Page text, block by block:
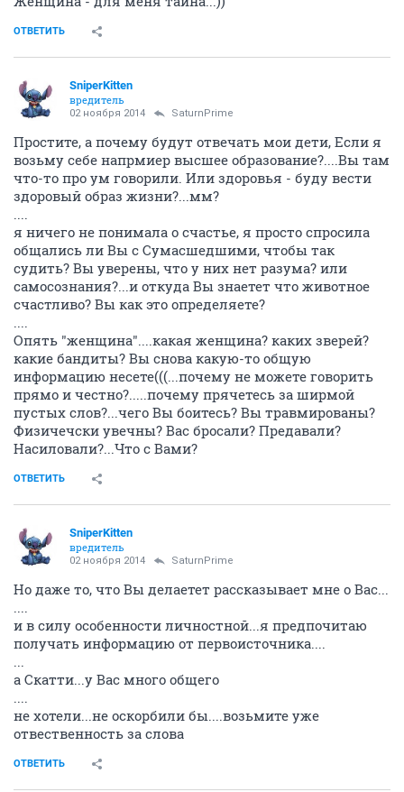
ОТВЕТИТЬ
SniperKitten
вредитель
02 ноября 2014 SaturnPrime
Простите, а почему будут отвечать мои дети, Если я
возьму себе напрмиер высшее образование?....Вы там
что-то про ум говорили. Или здоровья - буду вести
здоровый образ жизни?...мм?
....
я ничего не понимала о счастье, я просто спросила
общались ли Вы с Сумасшедшими, чтобы так
судить? Вы уверены, что у них нет разума? или
самосознания?...и откуда Вы знаетет что животное
счастливо? Вы как это определяете?
....
Опять "женщина"....какая женщина? каких зверей?
какие бандиты? Вы снова какую-то общую
информацию несете(((...почему не можете говорить
прямо и честно?.....почему прячетесь за ширмой
пустых слов?...чего Вы боитесь? Вы травмированы?
Физичечски увечны? Вас бросали? Предавали?
Насиловали?...Что с Вами?
ОТВЕТИТЬ
SniperKitten
вредитель
02 ноября 2014 SaturnPrime
Но даже то, что Вы делаетет рассказывает мне о Вас...
....
и в силу особенности личностной...я предпочитаю
получать информацию от первоисточника....
...
а Скатти...у Вас много общего
....
не хотели...не оскорбили бы....возьмите уже
отвественность за слова
ОТВЕТИТЬ